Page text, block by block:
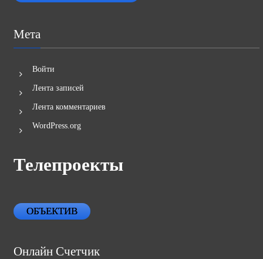
Мета
Войти
Лента записей
Лента комментариев
WordPress.org
Телепроекты
ОБЪЕКТИВ
Онлайн Счетчик